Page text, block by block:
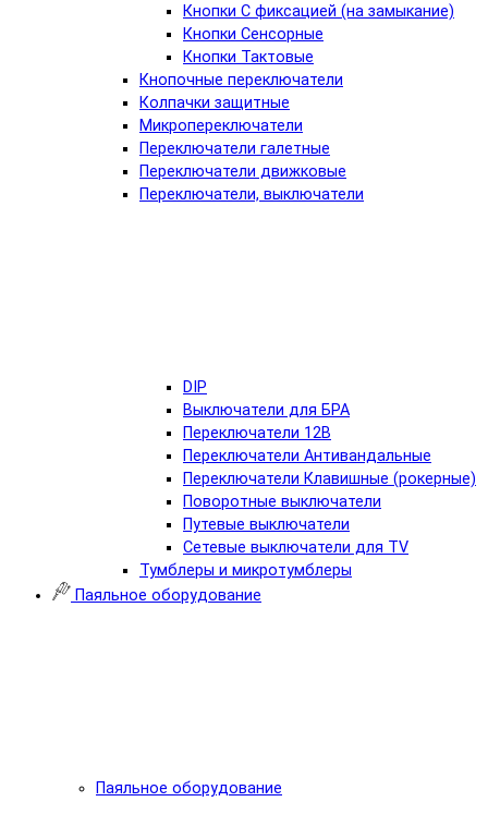
Кнопки С фиксацией (на замыкание)
Кнопки Сенсорные
Кнопки Тактовые
Кнопочные переключатели
Колпачки защитные
Микропереключатели
Переключатели галетные
Переключатели движковые
Переключатели, выключатели
DIP
Выключатели для БРА
Переключатели 12В
Переключатели Антивандальные
Переключатели Клавишные (рокерные)
Поворотные выключатели
Путевые выключатели
Сетевые выключатели для TV
Тумблеры и микротумблеры
Паяльное оборудование
Паяльное оборудование